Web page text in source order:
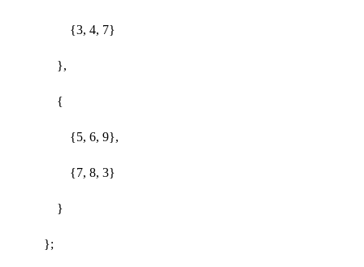
{3, 4, 7}
},
{
{5, 6, 9},
{7, 8, 3}
}
};